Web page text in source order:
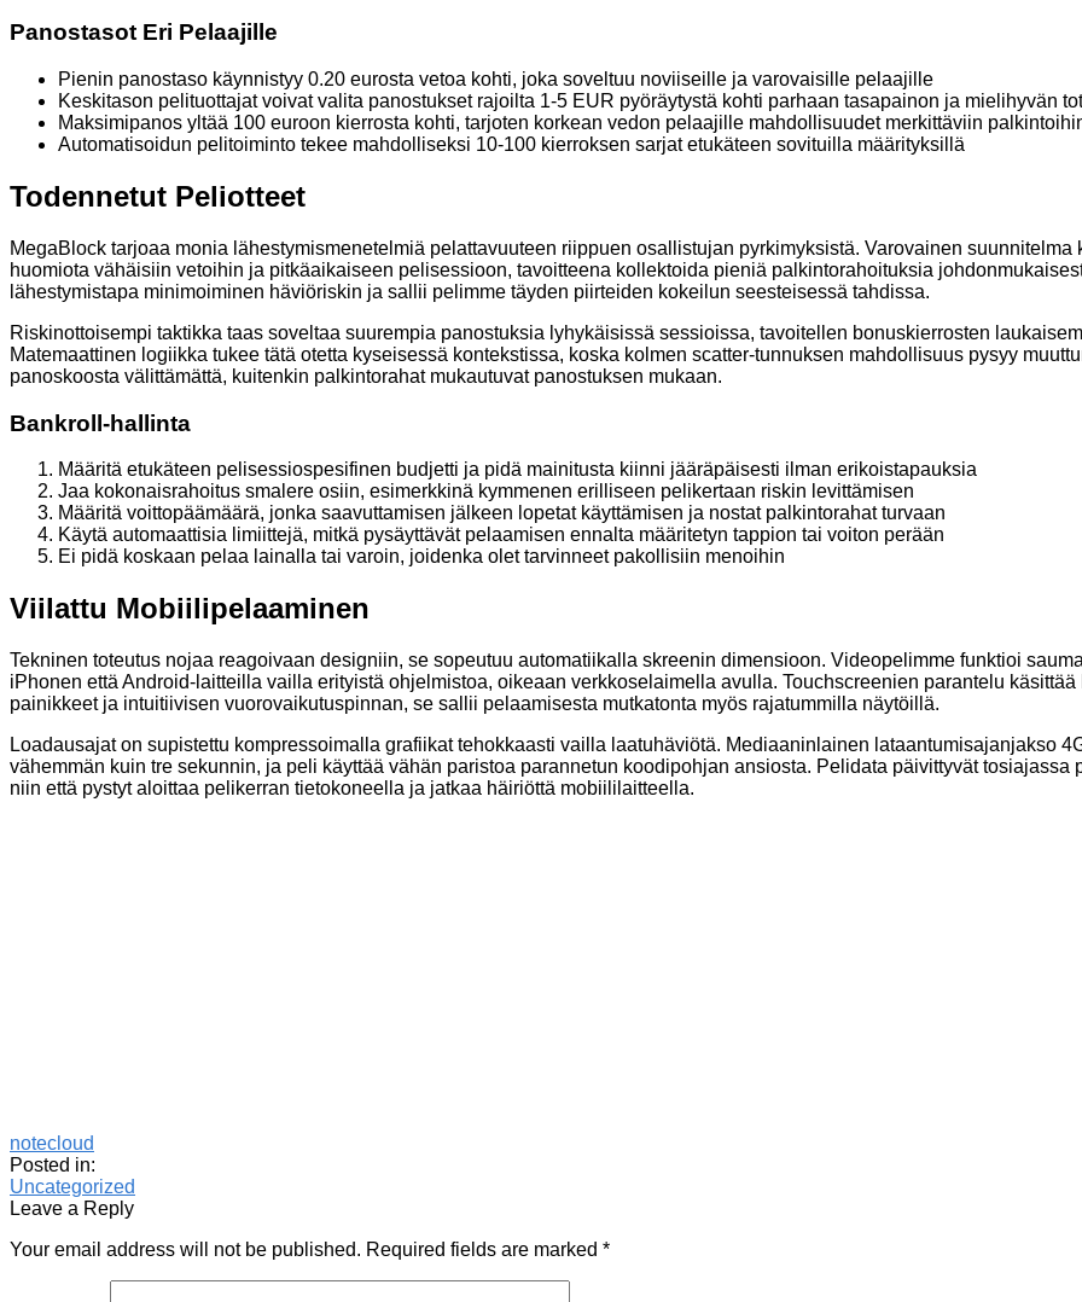
Panostasot Eri Pelaajille
Pienin panostaso käynnistyy 0.20 eurosta vetoa kohti, joka soveltuu noviiseille ja varovaisille pelaajille
Keskitason pelituottajat voivat valita panostukset rajoilta 1-5 EUR pyöräytystä kohti parhaan tasapainon ja mielihyvän
Maksimipanos yltää 100 euroon kierrosta kohti, tarjoten korkean vedon pelaajille mahdollisuudet merkittäviin
Automatisoidun pelitoiminto tekee mahdolliseksi 10-100 kierroksen sarjat etukäteen sovituilla määrityksillä
Todennetut Peliotteet
MegaBlock tarjoaa monia lähestymismenetelmiä pelattavuuteen riippuen osallistujan pyrkimyksistä. Varovainen suunnitelma
huomiota vähäisiin vetoihin ja pitkäaikaiseen pelisessioon, tavoitteena kollektoida pieniä palkintorahoituksia
lähestymistapa minimoiminen häviöriskin ja sallii pelimme täyden piirteiden kokeilun seesteisessä tahdissa.
Riskinottoisempi taktikka taas soveltaa suurempia panostuksia lyhykäisissä sessioissa, tavoitellen bonuskierrosten
Matemaattinen logiikka tukee tätä otetta kyseisessä kontekstissa, koska kolmen scatter-tunnuksen mahdollisuus pysyy
panoskoosta välittämättä, kuitenkin palkintorahat mukautuvat panostuksen mukaan.
Bankroll-hallinta
Määritä etukäteen pelisessiospesifinen budjetti ja pidä mainitusta kiinni jääräpäisesti ilman erikoistapauksia
Jaa kokonaisrahoitus smalere osiin, esimerkkinä kymmenen erilliseen pelikertaan riskin levittämisen
Määritä voittopäämäärä, jonka saavuttamisen jälkeen lopetat käyttämisen ja nostat palkintorahat turvaan
Käytä automaattisia limiittejä, mitkä pysäyttävät pelaamisen ennalta määritetyn tappion tai voiton perään
Ei pidä koskaan pelaa lainalla tai varoin, joidenka olet tarvinneet pakollisiin menoihin
Viilattu Mobiilipelaaminen
Tekninen toteutus nojaa reagoivaan designiin, se sopeutuu automatiikalla skreenin dimensioon. Videopelimme funktioi
iPhonen että Android-laitteilla vailla erityistä ohjelmistoa, oikeaan verkkoselaimella avulla. Touchscreenien parantelu käsittää
painikkeet ja intuitiivisen vuorovaikutuspinnan, se sallii pelaamisesta mutkatonta myös rajatummilla näytöillä.
Loadausajat on supistettu kompressoimalla grafiikat tehokkaasti vailla laatuhäviötä. Mediaaninlainen lataantumisajanjakso
vähemmän kuin tre sekunnin, ja peli käyttää vähän paristoa parannetun koodipohjan ansiosta. Pelidata päivittyvät tosiajassa
niin että pystyt aloittaa pelikerran tietokoneella ja jatkaa häiriöttä mobiililaitteella.
notecloud
Posted in:
Uncategorized
Leave a Reply
Your email address will not be published. Required fields are marked *